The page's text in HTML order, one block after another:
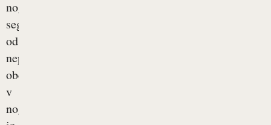
nogami
segajo
od
neprijetnega
občutka
v
nogah